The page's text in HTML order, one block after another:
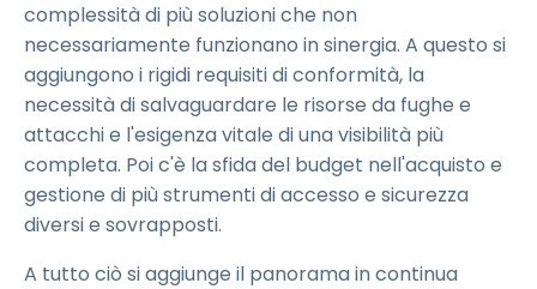
complessità di più soluzioni che non
necessariamente funzionano in sinergia. A questo si
aggiungono i rigidi requisiti di conformità, la
necessità di salvaguardare le risorse da fughe e
attacchi e l'esigenza vitale di una visibilità più
completa. Poi c'è la sfida del budget nell'acquisto e
gestione di più strumenti di accesso e sicurezza
diversi e sovrapposti.
A tutto ciò si aggiunge il panorama in continua